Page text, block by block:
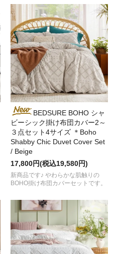
BEDSURE BOHO シャ
ビーシック掛け布団カバー2～
３点セット4サイズ ＊Boho
Shabby Chic Duvet Cover Set
/ Beige
17,800円(税込19,580円)
新商品です♪ やわらかな肌触りの
BOHO掛け布団カバーセットです。